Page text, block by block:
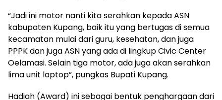
“Jadi ini motor nanti kita serahkan kepada ASN
kabupaten Kupang, baik itu yang bertugas di semua
kecamatan mulai dari guru, kesehatan, dan juga
PPPK dan juga ASN yang ada di lingkup Civic Center
Oelamasi. Selain tiga motor, ada juga akan serahkan
lima unit laptop”, pungkas Bupati Kupang.
Hadiah (Award) ini sebagai bentuk penghargaan dari